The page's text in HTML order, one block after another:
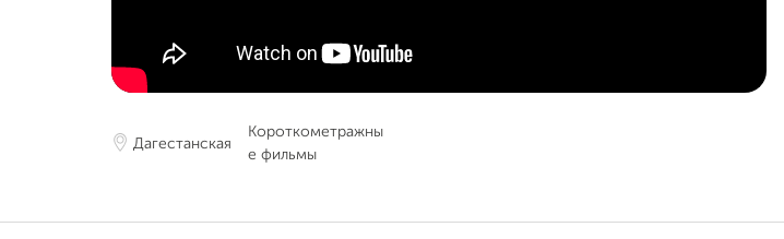
Дагестанская
Короткометражны
е фильмы